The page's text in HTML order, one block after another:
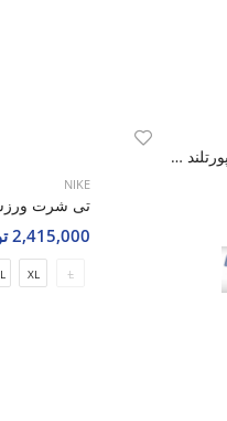
تی شرت ورزشی مردانه اسپورتلند SHIFT Impact M
NIKE
2,415,000 تومان
L
XL